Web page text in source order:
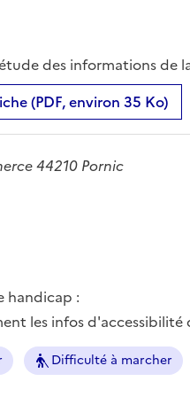
des informations de
(PDF, environ 35 Ko)
44210 Pornic
handicap :
les infos
Difficulté à marcher